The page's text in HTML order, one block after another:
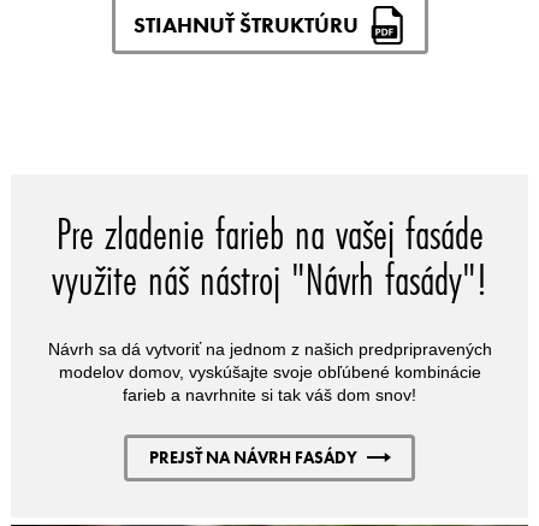
STIAHNUŤ ŠTRUKTÚRU
Pre zladenie farieb na vašej fasáde
využite náš nástroj "Návrh fasády"!
Návrh sa dá vytvoriť na jednom z našich predpripravených
modelov domov, vyskúšajte svoje obľúbené kombinácie
farieb a navrhnite si tak váš dom snov!
PREJSŤ NA NÁVRH FASÁDY